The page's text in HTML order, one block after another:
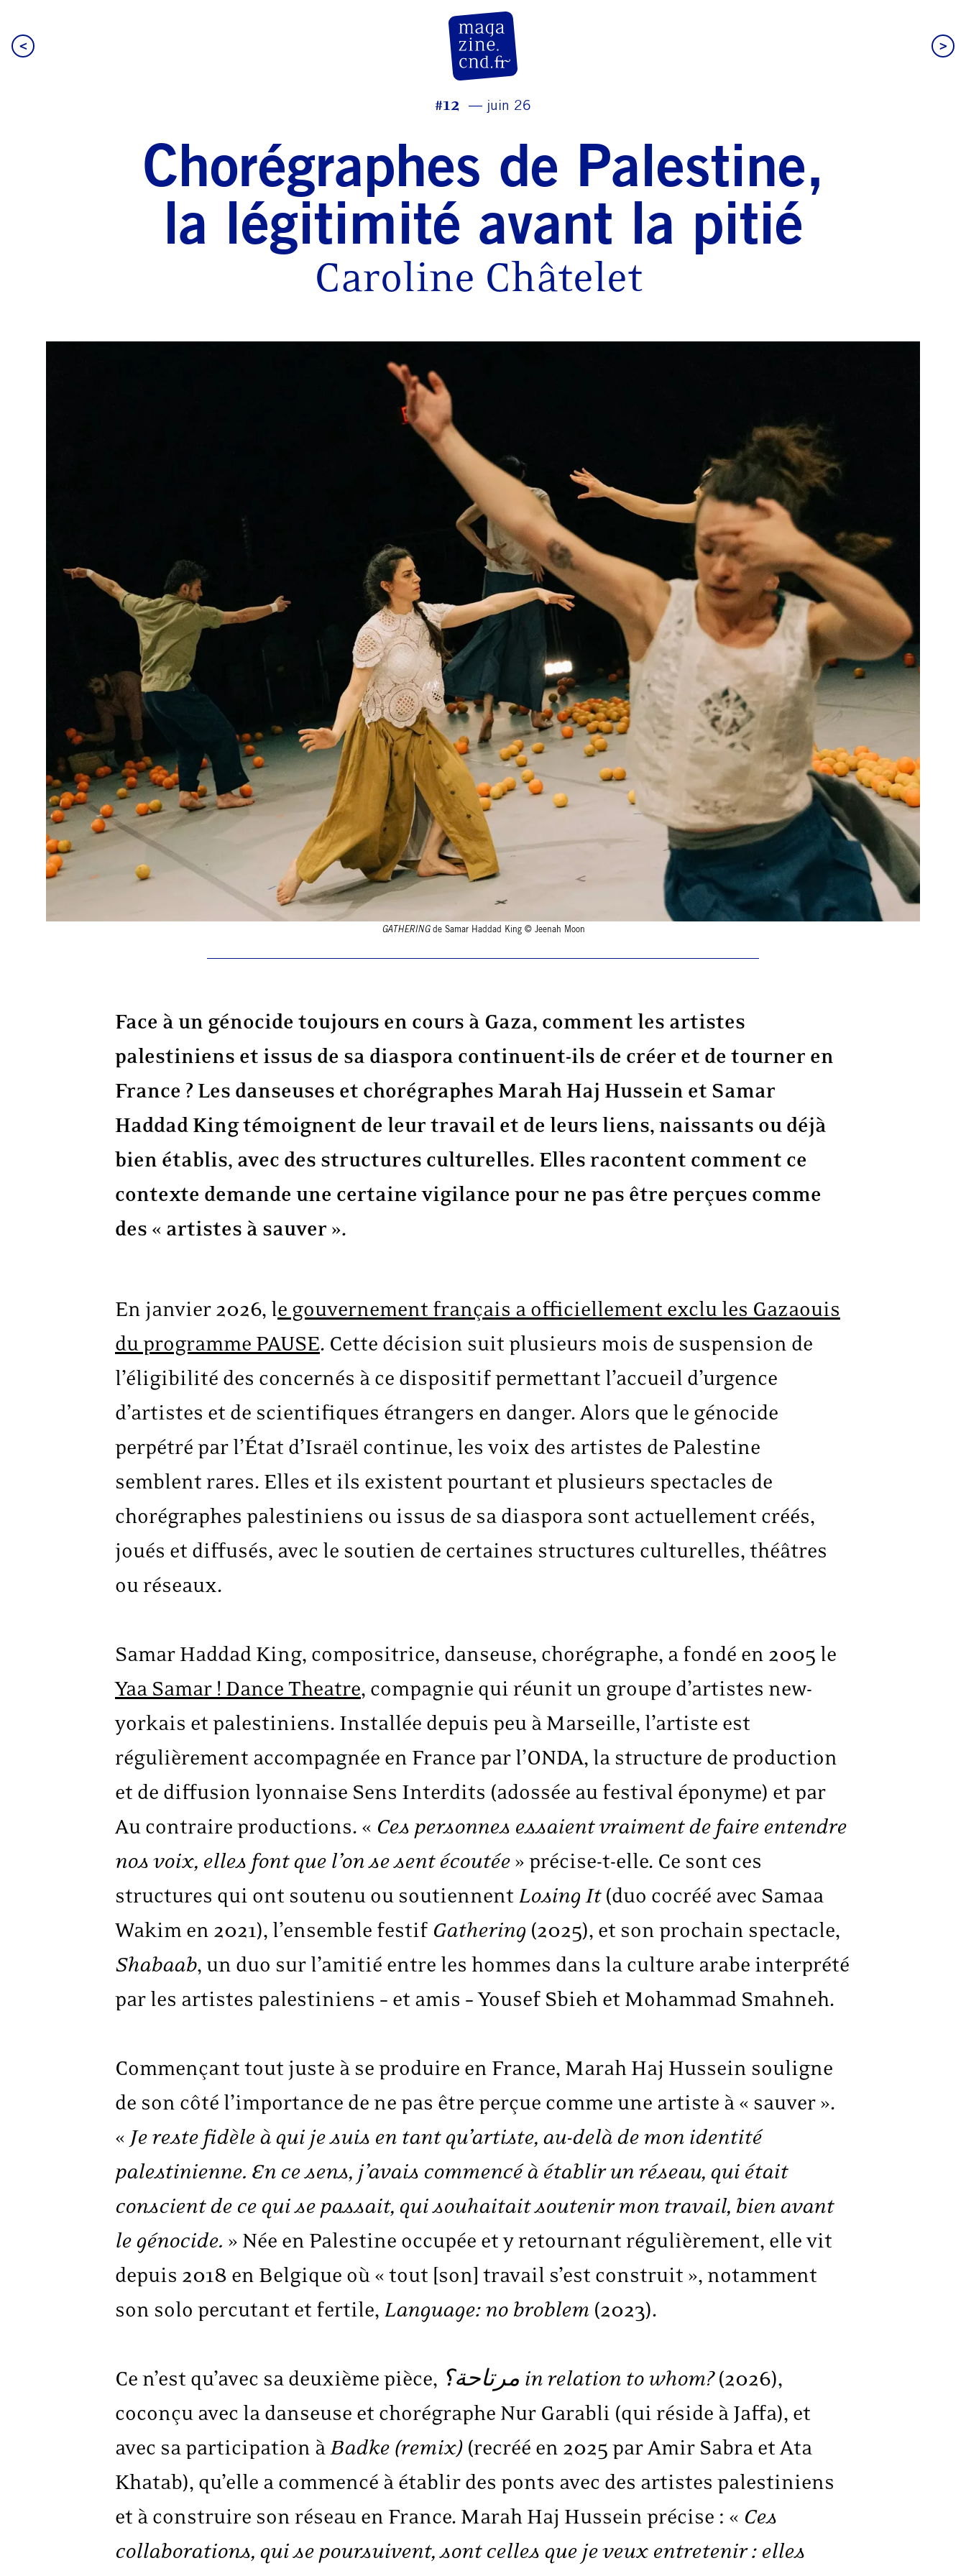
< >
#12 juin 26
Chorégraphes de Palestine,
la légitimité avant la pitié
Caroline Châtelet
GATHERING de Samar Haddad King © Jeenah Moon
Face à un génocide toujours en cours à Gaza, comment les artistes
palestiniens et issus de sa diaspora continuent-ils de créer et de tourner en
France ? Les danseuses et chorégraphes Marah Haj Hussein et Samar
Haddad King témoignent de leur travail et de leurs liens, naissants ou déjà
bien établis, avec des structures culturelles. Elles racontent comment ce
contexte demande une certaine vigilance pour ne pas être perçues comme
des « artistes à sauver ».
En janvier 2026, le gouvernement français a officiellement exclu les Gazaouis
du programme PAUSE. Cette décision suit plusieurs mois de suspension de
l’éligibilité des concernés à ce dispositif permettant l’accueil d’urgence
d’artistes et de scientifiques étrangers en danger. Alors que le génocide
perpétré par l’État d’Israël continue, les voix des artistes de Palestine
semblent rares. Elles et ils existent pourtant et plusieurs spectacles de
chorégraphes palestiniens ou issus de sa diaspora sont actuellement créés,
joués et diffusés, avec le soutien de certaines structures culturelles, théâtres
ou réseaux.
Samar Haddad King, compositrice, danseuse, chorégraphe, a fondé en 2005 le
Yaa Samar ! Dance Theatre, compagnie qui réunit un groupe d’artistes new-
yorkais et palestiniens. Installée depuis peu à Marseille, l’artiste est
régulièrement accompagnée en France par l’ONDA, la structure de production
et de diffusion lyonnaise Sens Interdits (adossée au festival éponyme) et par
Au contraire productions. « Ces personnes essaient vraiment de faire entendre
nos voix, elles font que l’on se sent écoutée » précise-t-elle. Ce sont ces
structures qui ont soutenu ou soutiennent Losing It(duo cocréé avec Samaa
Wakim en 2021), l’ensemble festif Gathering (2025), et son prochain spectacle,
Shabaab, un duo sur l’amitié entre les hommes dans la culture arabe interprété
par les artistes palestiniens – et amis – Yousef Sbieh et Mohammad Smahneh.
Commençant tout juste à se produire en France, Marah Haj Hussein souligne
de son côté l’importance de ne pas être perçue comme une artiste à « sauver ».
« Je reste fidèle à qui je suis en tant qu’artiste, au-delà de mon identité
palestinienne. En ce sens, j’avais commencé à établir un réseau, qui était
conscient de ce qui se passait, qui souhaitait soutenir mon travail, bien avant
le génocide. » Née en Palestine occupée et y retournant régulièrement, elle vit
depuis 2018 en Belgique où « tout [son] travail s’est construit », notamment
son solo percutant et fertile, Language: no broblem (2023).
Ce n’est qu’avec sa deuxième pièce, مرتاحة؟ in relation to whom?(2026),
coconçu avec la danseuse et chorégraphe Nur Garabli (qui réside à Jaffa), et
avec sa participation àBadke (remix) (recréé en 2025 par Amir Sabra et Ata
Khatab), qu’elle a commencé à établir des ponts avec des artistes palestiniens
et à construire son réseau en France. Marah Haj Hussein précise : « Ces
collaborations, qui se poursuivent, sont celles que je veux entretenir : elles